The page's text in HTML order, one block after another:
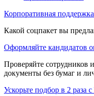
Корпоративная
Какой соцпакет вы
Оформляйте кандидатов
Проверяйте сотрудников
документы без бумаг и
Ускорьте подбор в 2 раза